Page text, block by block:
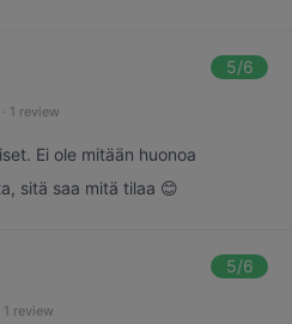
5/6
· 1 review
Ei ole mitään huonoa
sitä saa mitä tilaa 😊
5/6
1 review